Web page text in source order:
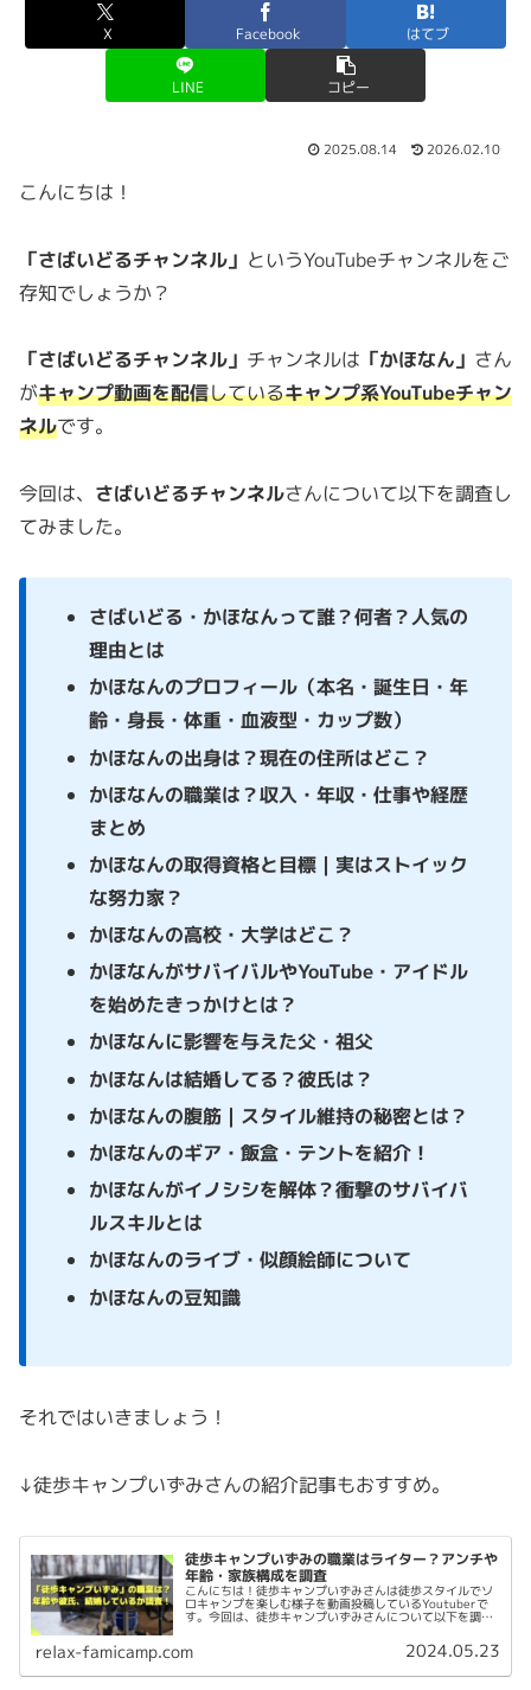
X Facebook はてブ
LINE コピー
2025.08.14 2026.02.10
こんにちは！
「さばいどるチャンネル」 というYouTubeチャンネルをご
存知でしょうか？
「さばいどるチャンネル」 チャンネルは 「かほなん」 さん
がキャンプ動画を配信しているキャンプ系YouTubeチャン
ネルです。
今回は、 さばいどるチャンネルさんについて以下を調査し
てみました。
さばいどる・かほなんって誰？何者？人気の
理由とは
かほなんのプロフィール（本名・誕生日・年
齢・身長・体重・血液型・カップ数）
かほなんの出身は？現在の住所はどこ？
かほなんの職業は？収入・年収・仕事や経歴
まとめ
かほなんの取得資格と目標｜実はストイック
な努力家？
かほなんの高校・大学はどこ？
かほなんがサバイバルやYouTube・アイドル
を始めたきっかけとは？
かほなんに影響を与えた父・祖父
かほなんは結婚してる？彼氏は？
かほなんの腹筋｜スタイル維持の秘密とは？
かほなんのギア・飯盒・テントを紹介！
かほなんがイノシシを解体？衝撃のサバイバ
ルスキルとは
かほなんのライブ・似顔絵師について
かほなんの豆知識
それではいきましょう！
↓徒歩キャンプいずみさんの紹介記事もおすすめ。
徒歩キャンプいずみの職業はライター？アンチや
年齢・家族構成を調査
こんにちは！徒歩キャンプいずみさんは徒歩スタイルでソ
ロキャンプを楽しむ様子を動画投稿しているYoutuberで
す。今回は、徒歩キャンプいずみさんについて以下を調査
relax-famicamp.com 2024.05.23